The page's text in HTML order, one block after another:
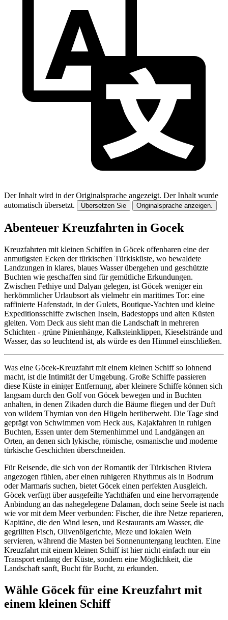
Der Inhalt wird in der Originalsprache angezeigt. Der Inhalt wurde
automatisch übersetzt.
Übersetzen Sie Originalsprache anzeigen.
Abenteuer Kreuzfahrten in Gocek
Kreuzfahrten mit kleinen Schiffen in Göcek offenbaren eine der
anmutigsten Ecken der türkischen Türkisküste, wo bewaldete
Landzungen in klares, blaues Wasser übergehen und geschützte
Buchten wie geschaffen sind für gemütliche Erkundungen.
Zwischen Fethiye und Dalyan gelegen, ist Göcek weniger ein
herkömmlicher Urlaubsort als vielmehr ein maritimes Tor: eine
raffinierte Hafenstadt, in der Gulets, Boutique-Yachten und kleine
Expeditionsschiffe zwischen Inseln, Badestopps und alten Küsten
gleiten. Vom Deck aus sieht man die Landschaft in mehreren
Schichten - grüne Pinienhänge, Kalksteinklippen, Kieselstrände und
Wasser, das so leuchtend ist, als würde es den Himmel einschließen.
Was eine Göcek-Kreuzfahrt mit einem kleinen Schiff so lohnend
macht, ist die Intimität der Umgebung. Große Schiffe passieren
diese Küste in einiger Entfernung, aber kleinere Schiffe können sich
langsam durch den Golf von Göcek bewegen und in Buchten
anhalten, in denen Zikaden durch die Bäume fliegen und der Duft
von wildem Thymian von den Hügeln herüberweht. Die Tage sind
geprägt von Schwimmen vom Heck aus, Kajakfahren in ruhigen
Buchten, Essen unter dem Sternenhimmel und Landgängen an
Orten, an denen sich lykische, römische, osmanische und moderne
türkische Geschichten überschneiden.
Für Reisende, die sich von der Romantik der Türkischen Riviera
angezogen fühlen, aber einen ruhigeren Rhythmus als in Bodrum
oder Marmaris suchen, bietet Göcek einen perfekten Ausgleich.
Göcek verfügt über ausgefeilte Yachthäfen und eine hervorragende
Anbindung an das nahegelegene Dalaman, doch seine Seele ist nach
wie vor mit dem Meer verbunden: Fischer, die ihre Netze reparieren,
Kapitäne, die den Wind lesen, und Restaurants am Wasser, die
gegrillten Fisch, Olivenölgerichte, Meze und lokalen Wein
servieren, während die Masten bei Sonnenuntergang leuchten. Eine
Kreuzfahrt mit einem kleinen Schiff ist hier nicht einfach nur ein
Transport entlang der Küste, sondern eine Möglichkeit, die
Landschaft sanft, Bucht für Bucht, zu erkunden.
Wähle Göcek für eine Kreuzfahrt mit
einem kleinen Schiff